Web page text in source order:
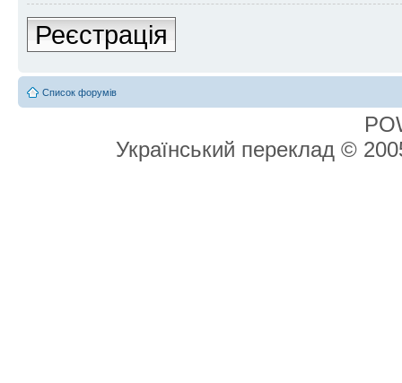
Реєстрація
Список форумів
Український переклад ©